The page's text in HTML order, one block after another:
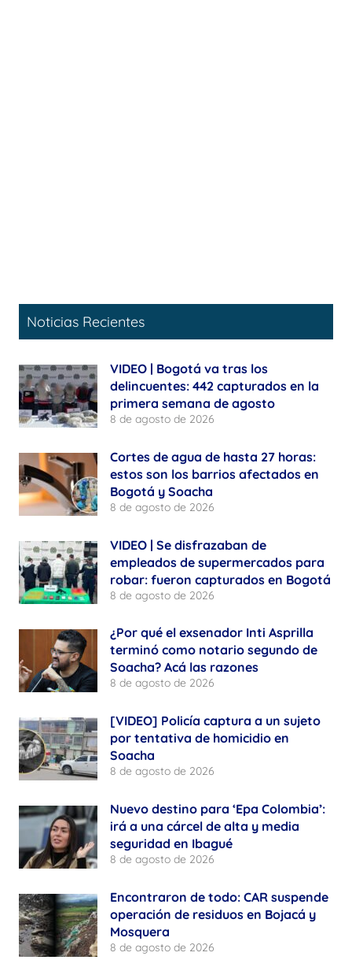
Noticias Recientes
VIDEO | Bogotá va tras los
delincuentes: 442 capturados en la
primera semana de agosto
8 de agosto de 2026
Cortes de agua de hasta 27 horas:
estos son los barrios afectados en
Bogotá y Soacha
8 de agosto de 2026
VIDEO | Se disfrazaban de
empleados de supermercados para
robar: fueron capturados en Bogotá
8 de agosto de 2026
¿Por qué el exsenador Inti Asprilla
terminó como notario segundo de
Soacha? Acá las razones
8 de agosto de 2026
[VIDEO] Policía captura a un sujeto
por tentativa de homicidio en
Soacha
8 de agosto de 2026
Nuevo destino para ‘Epa Colombia’:
irá a una cárcel de alta y media
seguridad en Ibagué
8 de agosto de 2026
Encontraron de todo: CAR suspende
operación de residuos en Bojacá y
Mosquera
8 de agosto de 2026